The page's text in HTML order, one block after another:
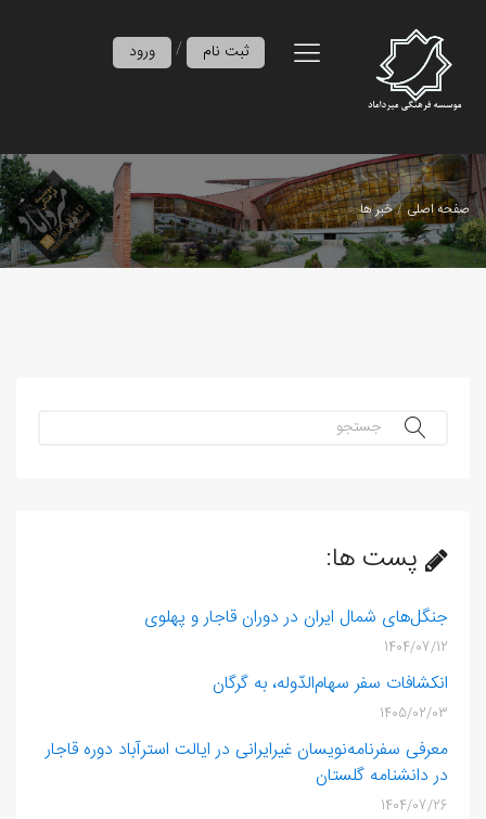
ورود / ثبت نام
صفحه اصلی خبر ها
جستجو...
پست ها:
جنگل‌های شمال ایران در دوران قاجار و پهلوی
1404/07/12
انکشافات سفر سهام‌الدّوله، به گرگان
1405/02/03
معرفی سفرنامه‌نویسان غیرایرانی در ایالت استرآباد دوره قاجار
در دانشنامه گلستان
1404/07/26